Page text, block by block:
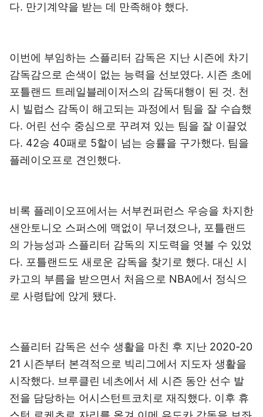
다. 만기계약을 받는 데 만족해야 했다.
이번에 부임하는 스플리터 감독은 지난 시즌에 차기
감독감으로 손색이 없는 능력을 선보였다. 시즌 초에
포틀랜드 트레일블레이저스의 감독대행이 된 것. 천
시 빌럽스 감독이 해고되는 과정에서 팀을 잘 수습했
다. 어린 선수 중심으로 꾸려져 있는 팀을 잘 이끌었
다. 42승 40패로 5할이 넘는 승률을 구가했다. 팀을
플레이오프로 견인했다.
비록 플레이오프에서는 서부컨퍼런스 우승을 차지한
샌안토니오 스퍼스에 맥없이 무너졌으나, 포틀랜드
의 가능성과 스플리터 감독의 지도력을 엿볼 수 있었
다. 포틀랜드도 새로운 감독을 찾기로 했다. 대신 시
카고의 부름을 받으면서 처음으로 NBA에서 정식으
로 사령탑에 앉게 됐다.
스플리터 감독은 선수 생활을 마친 후 지난 2020-20
21 시즌부터 본격적으로 빅리그에서 지도자 생활을
시작했다. 브루클린 네츠에서 세 시즌 동안 선수 발
전을 담당하는 어시스턴트코치로 재직했다. 이후 휴